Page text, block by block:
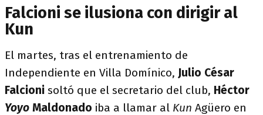
Falcioni se ilusiona con dirigir al
Kun
El martes, tras el entrenamiento de
Independiente en Villa Domínico, Julio César
Falcioni soltó que el secretario del club, Héctor
Yoyo Maldonado iba a llamar al Kun Agüero en